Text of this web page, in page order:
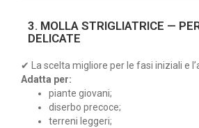
3. MOLLA STRIGLIATRICE —
DELICATE
✔ La scelta migliore per le fasi iniziali e
Adatta per:
piante giovani;
diserbo precoce;
terreni leggeri;